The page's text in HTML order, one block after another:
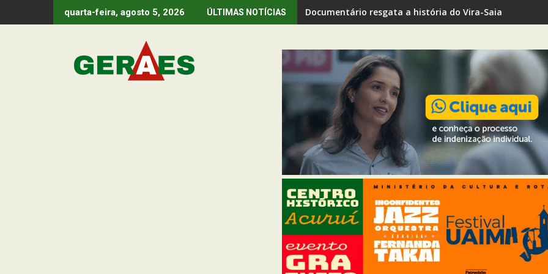
to
quarta-feira, agosto 5, 2026 ÚLTIMAS NOTÍCIAS Documentário resgata a história do Vira-Saia em Ouro
Projeto Trilha Empreendedora recebe Dudu do Cavaco